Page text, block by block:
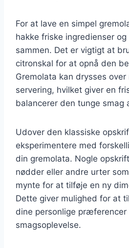
For at lave en simpel
hakke friske ingredienser
sammen. Det er vigtigt at
citronskal for at opnå den
Gremolata kan drysses
servering, hvilket giver en
balancerer den tunge smag
Udover den klassiske
eksperimentere med
din gremolata. Nogle
nødder eller andre urter
mynte for at tilføje en ny
Dette giver mulighed for at
dine personlige præferencer
smagsoplevelse.